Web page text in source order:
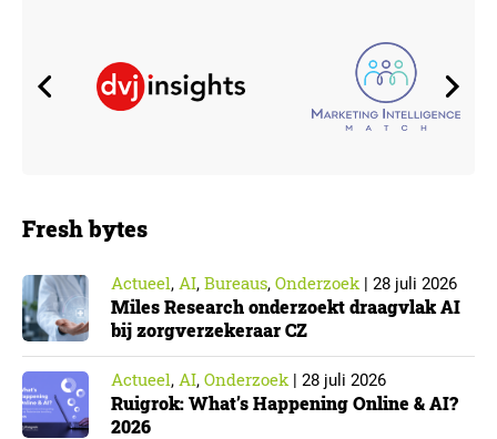
Fresh bytes
Actueel, AI, Bureaus, Onderzoek| 28 juli 2026
Miles Research onderzoekt draagvlak AI
bij zorgverzekeraar CZ
Actueel, AI, Onderzoek| 28 juli 2026
Ruigrok: What’s Happening Online & AI?
2026